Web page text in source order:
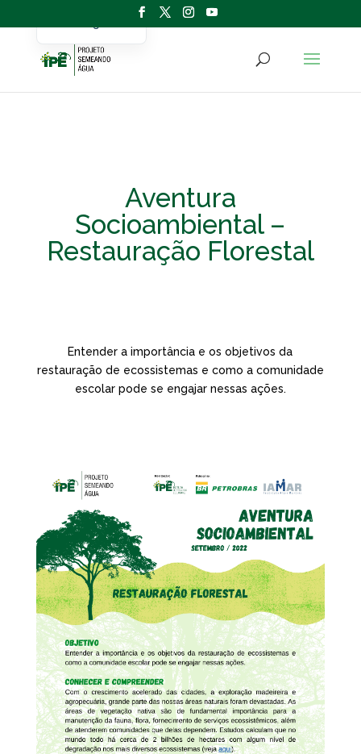
Aventura
Socioambiental –
Restauração Florestal
Entender a importância e os objetivos da
restauração de ecossistemas e como a comunidade
escolar pode se engajar nessas ações.
English